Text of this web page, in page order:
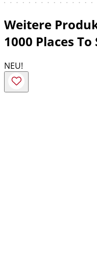
Weitere
1000 Places
NEU!